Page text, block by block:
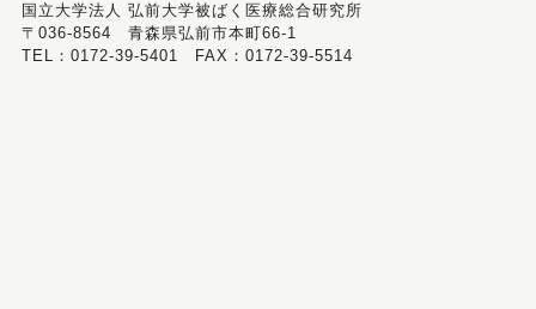
国立大学法人 弘前大学被ばく医療総合研究所
〒036-8564 青森県弘前市本町66-1
TEL：0172-39-5401 FAX：0172-39-5514